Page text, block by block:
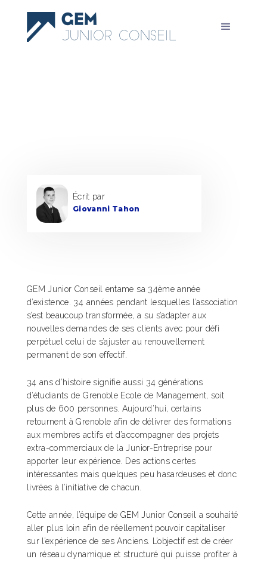
Écrit par
Giovanni Tahon
GEM Junior Conseil entame sa 34ème année
d’existence. 34 années pendant lesquelles l’association
s’est beaucoup transformée, a su s’adapter aux
nouvelles demandes de ses clients avec pour défi
perpétuel celui de s’ajuster au renouvellement
permanent de son effectif.
34 ans d’histoire signifie aussi 34 générations
d’étudiants de Grenoble Ecole de Management, soit
plus de 600 personnes. Aujourd’hui, certains
retournent à Grenoble afin de délivrer des formations
aux membres actifs et d’accompagner des projets
extra-commerciaux de la Junior-Entreprise pour
apporter leur expérience. Des actions certes
intéressantes mais quelques peu hasardeuses et donc
livrées à l’initiative de chacun.
Cette année, l’équipe de GEM Junior Conseil a souhaité
aller plus loin afin de réellement pouvoir capitaliser
sur l’expérience de ses Anciens. L’objectif est de créer
un réseau dynamique et structuré qui puisse profiter à